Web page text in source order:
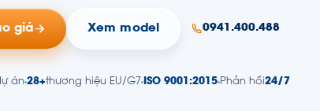
giá Xem model 0941.400.488
án 28+thương hiệu EU/G7 ISO 9001:2015 Phản hồi24/7